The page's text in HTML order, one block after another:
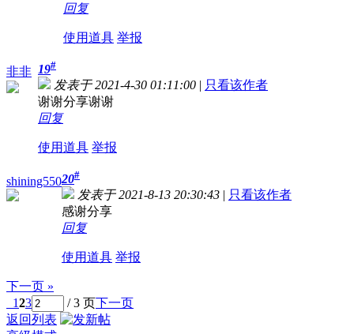
回复
使用道具 举报
非非 19#
发表于 2021-4-30 01:11:00 | 只看该作者
谢谢分享谢谢
回复
使用道具 举报
shining55020#
发表于 2021-8-13 20:30:43 | 只看该作者
感谢分享
回复
使用道具 举报
下一页 »
123 / 3 页下一页
返回列表